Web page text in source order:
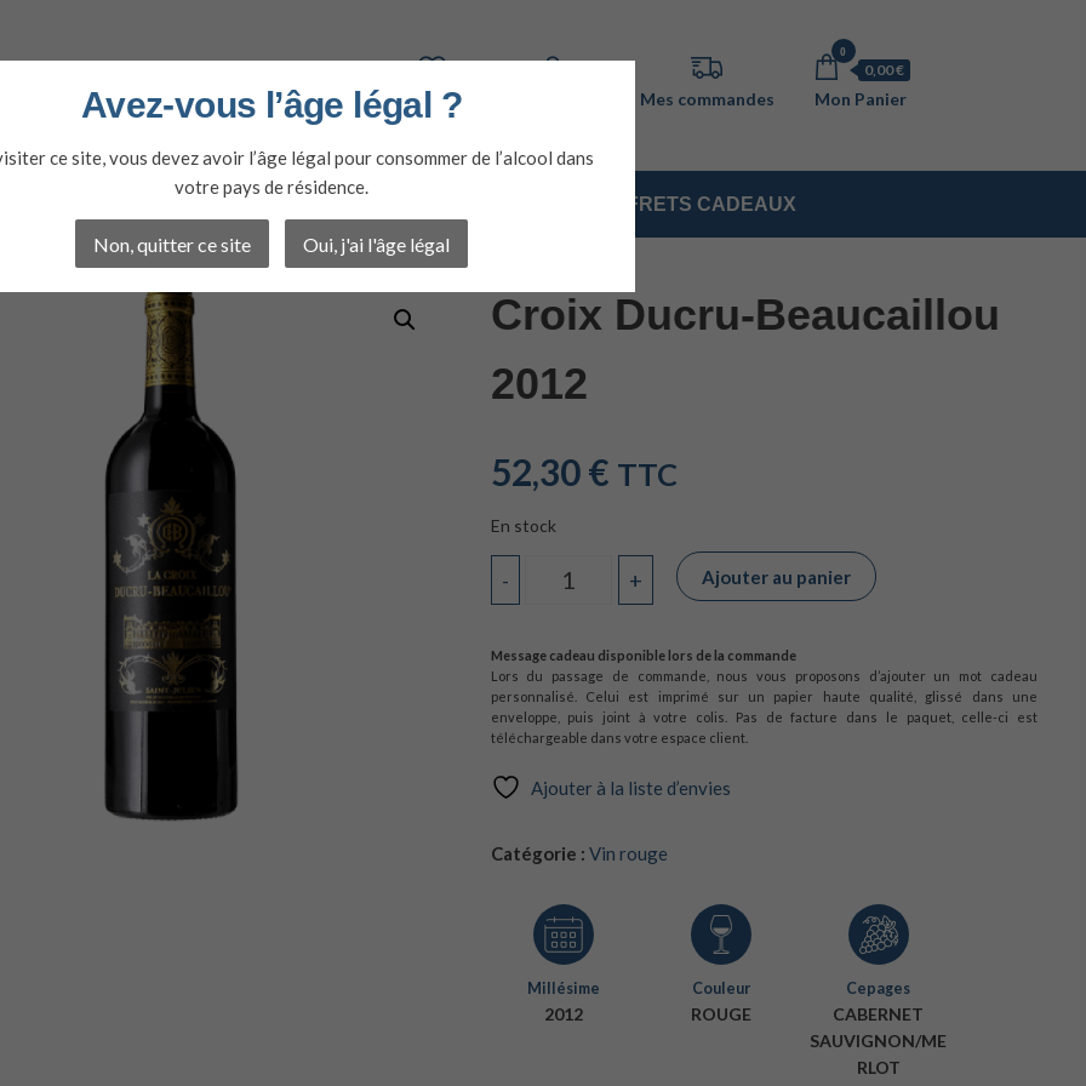
0
0,00 €
COFFRETS CADEAUX
Croix Ducru-Beaucaillou
2012
52,30€ TTC
En stock
- Quantité+ Ajouter au panier
Message cadeau disponible lors de la commande
Lors du passage de commande, nous vous proposons d’ajouter un mot cadeau
personnalisé. Celui est imprimé sur un papier haute qualité, glissé dans une
enveloppe, puis joint à votre colis. Pas de facture dans le paquet, celle-ci est
téléchargeable dans votre espace client.
Ajouter à la liste d’envies
Catégorie : Vin rouge
Millésime
2012
Couleur
ROUGE
Cepages
CABERNET
SAUVIGNON/ME
RLOT
Avez-vous l’âge légal ?
ce site, vous devez avoir l’âge légal pour consommer de l’alcool dans
votre pays de résidence.
Non, quitter ce site Oui, j'ai l'âge légal